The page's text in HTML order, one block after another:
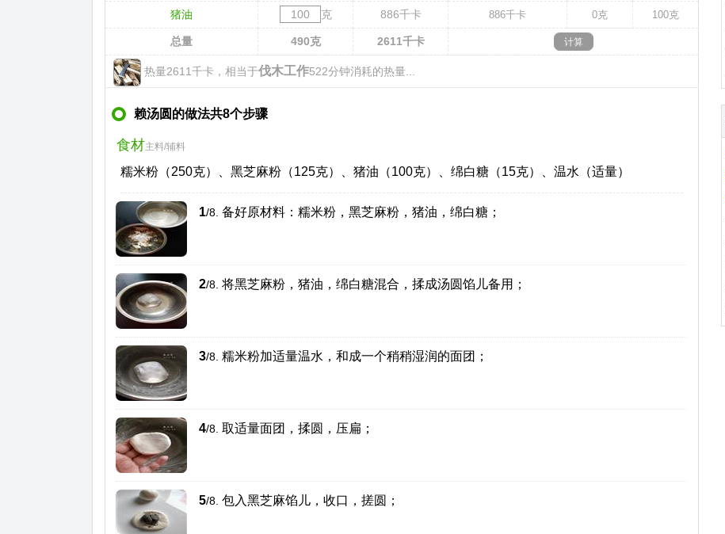
猪油 克 886千卡 886千卡 0克 100克
总量 490克 2611千卡
热量2611千卡，相当于伐木工作522分钟消耗的热量...
赖汤圆的做法共8个步骤
食材主料/辅料
糯米粉（250克）、黑芝麻粉（125克）、猪油（100克）、绵白糖（15克）、温水（适量）
1/8. 备好原材料：糯米粉，黑芝麻粉，猪油，绵白糖；
2/8. 将黑芝麻粉，猪油，绵白糖混合，揉成汤圆馅儿备用；
3/8. 糯米粉加适量温水，和成一个稍稍湿润的面团；
4/8. 取适量面团，揉圆，压扁；
5/8. 包入黑芝麻馅儿，收口，搓圆；